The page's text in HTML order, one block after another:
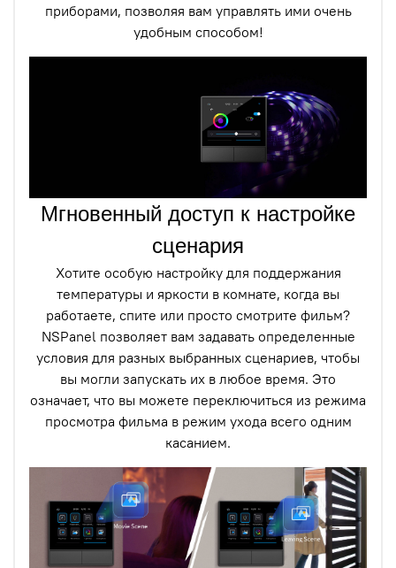
приборами, позволяя вам управлять ими очень
удобным способом!
Мгновенный доступ к настройке
сценария
Хотите особую настройку для поддержания
температуры и яркости в комнате, когда вы
работаете, спите или просто смотрите фильм?
NSPanel позволяет вам задавать определенные
условия для разных выбранных сценариев, чтобы
вы могли запускать их в любое время. Это
означает, что вы можете переключиться из режима
просмотра фильма в режим ухода всего одним
касанием.